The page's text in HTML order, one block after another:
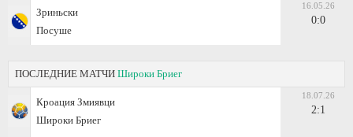
Зриньски
Посуше
16.05.26
0:0
ПОСЛЕДНИЕ МАТЧИ Широки Бриег
Кроация Змиявци
Широки Бриег
18.07.26
2:1